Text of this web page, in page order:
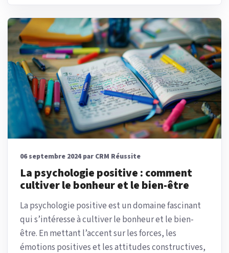
06 septembre 2024 par CRM Réussite
La psychologie positive : comment
cultiver le bonheur et le bien-être
La psychologie positive est un domaine fascinant
qui s’intéresse à cultiver le bonheur et le bien-
être. En mettant l’accent sur les forces, les
émotions positives et les attitudes constructives,